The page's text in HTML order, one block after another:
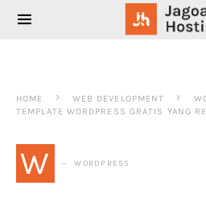
SEARCH FOR:
HOME WEB DEVELOPMENT
TEMPLATE WORDPRESS GRATIS YANG
W WORDPRESS